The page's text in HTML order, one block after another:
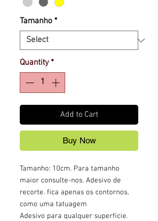
Tamanho *
Quantity *
Add to Cart
Buy Now
Tamanho: 10cm. Para tamanho
maior consulte-nos. Adesivo de
recorte. fica apenas os contornos,
como uma tatuagem
Adesivo para qualquer superficie.